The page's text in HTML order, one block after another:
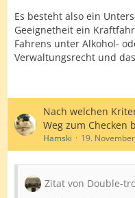
Es besteht also ein
Geeignetheit ein
Fahrens unter Alkohol-
Verwaltungsrecht und
Nach welchen
Weg zum Checken
Hamski 19.
Zitat von Double-